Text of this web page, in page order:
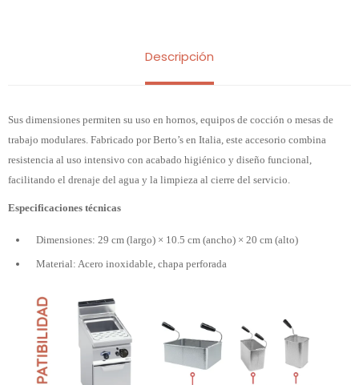
Descripción
Sus dimensiones permiten su uso en hornos, equipos de cocción o mesas de
trabajo modulares. Fabricado por Berto’s en Italia, este accesorio combina
resistencia al uso intensivo con acabado higiénico y diseño funcional,
facilitando el drenaje del agua y la limpieza al cierre del servicio.
Especificaciones técnicas
Dimensiones: 29 cm (largo) × 10.5 cm (ancho) × 20 cm (alto)
Material: Acero inoxidable, chapa perforada